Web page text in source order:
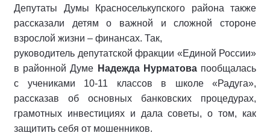
Депутаты Думы Красноселькупского района также
рассказали детям о важной и сложной стороне
взрослой жизни – финансах. Так,
руководитель депутатской фракции «Единой России»
в районной Думе Надежда Нурматовапообщалась
с учениками 10-11 классов в школе «Радуга»,
рассказав об основных банковских процедурах,
грамотных инвестициях и дала советы, о том, как
защитить себя от мошенников.